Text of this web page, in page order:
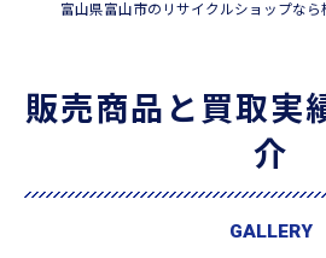
販売商品と買取実
介
GALLERY